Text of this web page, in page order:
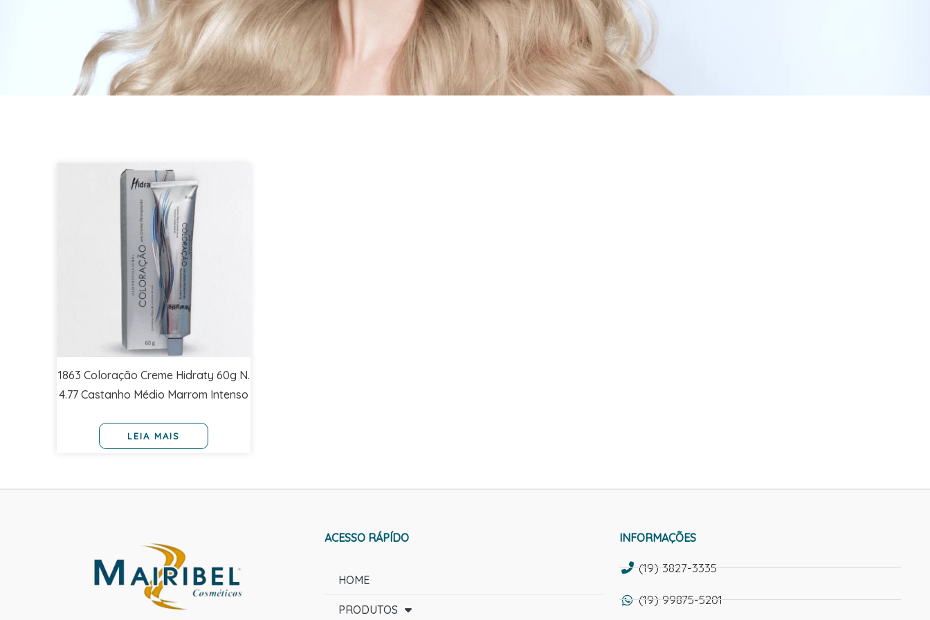
1863 Coloração Creme Hidraty 60g N.
4.77 Castanho Médio Marrom Intenso
LEIA MAIS
ACESSO RÁPÍDO
HOME
PRODUTOS
INFORMAÇÕES
(19) 3827-3335
(19) 99875-5201